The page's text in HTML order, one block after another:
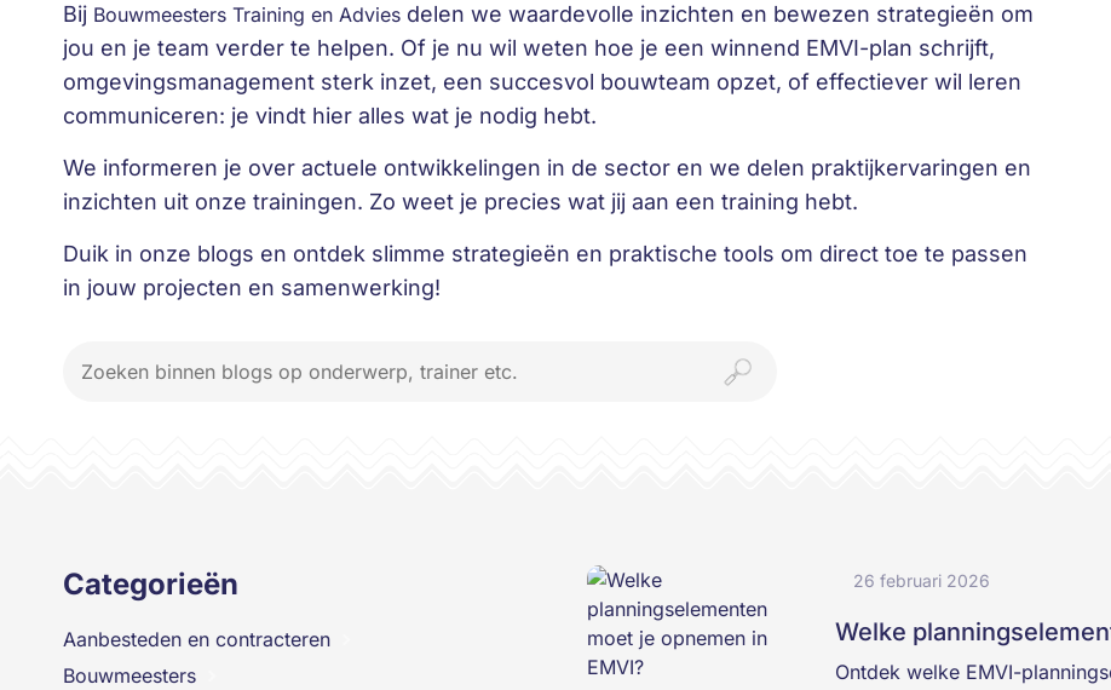
Bij Bouwmeesters Training en Advies delen we waardevolle inzichten en bewezen strategieën om
jou en je team verder te helpen. Of je nu wil weten hoe je een winnend EMVI-plan schrijft,
omgevingsmanagement sterk inzet, een succesvol bouwteam opzet, of effectiever wil leren
communiceren: je vindt hier alles wat je nodig hebt.
We informeren je over actuele ontwikkelingen in de sector en we delen praktijkervaringen en
inzichten uit onze trainingen. Zo weet je precies wat jij aan een training hebt.
Duik in onze blogs en ontdek slimme strategieën en praktische tools om direct toe te passen
in jouw projecten en samenwerking!
Categorieën
Aanbesteden en contracteren
Bouwmeesters
26 februari 2026
Welke
Ontdek welke EMVI-